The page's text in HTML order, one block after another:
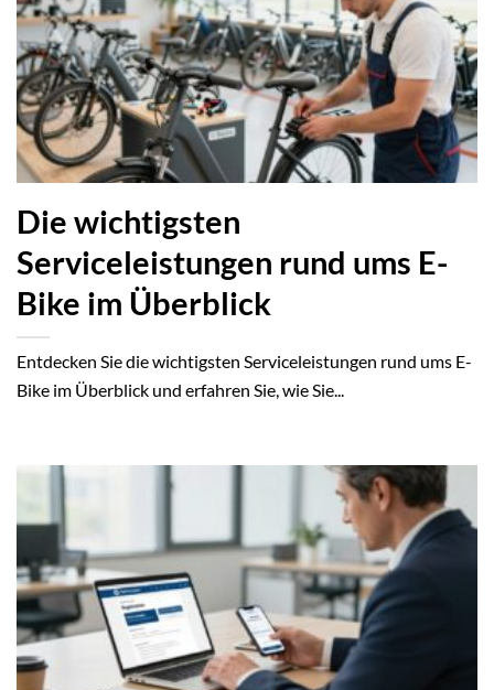
Die wichtigsten
Serviceleistungen rund ums E-
Bike im Überblick
Entdecken Sie die wichtigsten Serviceleistungen rund ums E-
Bike im Überblick und erfahren Sie, wie Sie...